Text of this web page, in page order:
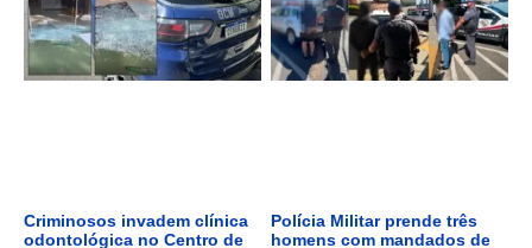
Criminosos invadem clínica
odontológica no Centro de
Polícia Militar prende três
homens com mandados de